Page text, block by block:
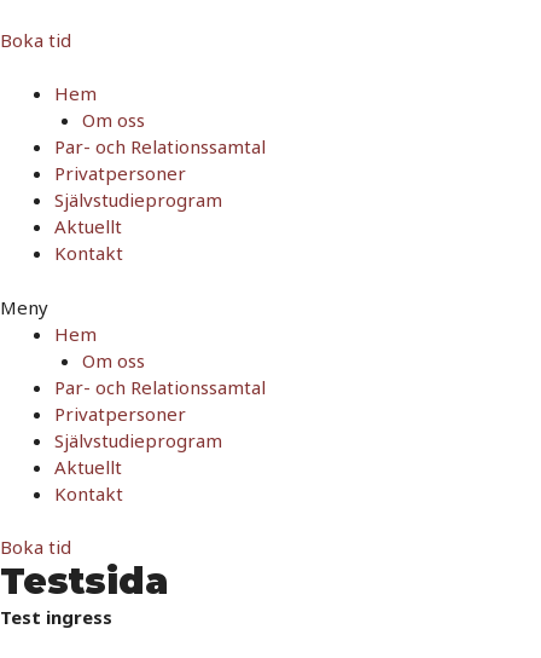
Boka tid
Hem
Om oss
Par- och Relationssamtal
Privatpersoner
Självstudieprogram
Aktuellt
Kontakt
Meny
Hem
Om oss
Par- och Relationssamtal
Privatpersoner
Självstudieprogram
Aktuellt
Kontakt
Boka tid
Testsida
Test ingress